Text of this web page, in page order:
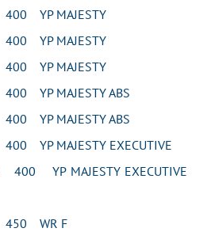
YP MAJESTY
YP MAJESTY
YP MAJESTY
YP MAJESTY ABS
YP MAJESTY ABS
YP MAJESTY EXECUTIVE
YP MAJESTY EXECUTIVE
450 WR F